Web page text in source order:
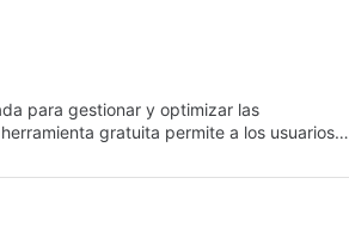
para gestionar y optimizar las
gratuita permite a los usuarios…